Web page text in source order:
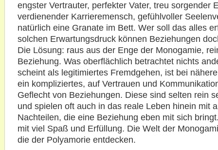
engster Vertrauter, perfekter Vater, treu sorgender
verdienender Karrieremensch, gefühlvoller
natürlich eine Granate im Bett. Wer soll das alles
solchen Erwartungsdruck können Beziehungen
Die Lösung: raus aus der Enge der Monogamie,
Beziehung. Was oberflächlich betrachtet nichts
scheint als legitimiertes Fremdgehen, ist bei
ein kompliziertes, auf Vertrauen und
Geflecht von Beziehungen. Diese sind selten rein
und spielen oft auch in das reale Leben hinein mit
Nachteilen, die eine Beziehung eben mit sich
mit viel Spaß und Erfüllung. Die Welt der
die der Polyamorie entdecken.